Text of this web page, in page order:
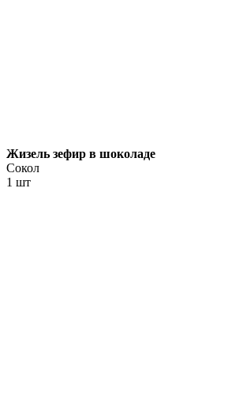
Жизель зефир в шоколаде
Сокол
1 шт